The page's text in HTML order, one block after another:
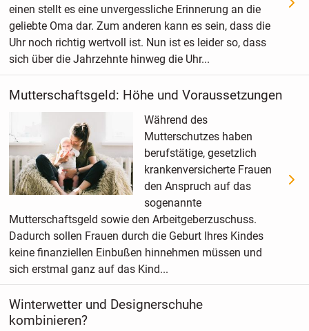
einen stellt es eine unvergessliche Erinnerung an die
geliebte Oma dar. Zum anderen kann es sein, dass die
Uhr noch richtig wertvoll ist. Nun ist es leider so, dass
sich über die Jahrzehnte hinweg die Uhr...
Mutterschaftsgeld: Höhe und Voraussetzungen
Während des
Mutterschutzes haben
berufstätige, gesetzlich
krankenversicherte Frauen
den Anspruch auf das
sogenannte
Mutterschaftsgeld sowie den Arbeitgeberzuschuss.
Dadurch sollen Frauen durch die Geburt Ihres Kindes
keine finanziellen Einbußen hinnehmen müssen und
sich erstmal ganz auf das Kind...
Winterwetter und Designerschuhe
kombinieren?